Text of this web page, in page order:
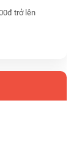
trở lên